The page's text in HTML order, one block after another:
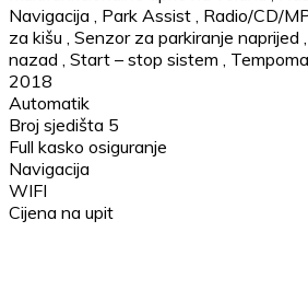
Navigacija , Park Assist , Radio/CD/
za kišu , Senzor za parkiranje naprijed ,
nazad , Start – stop sistem ,
2018
Automatik
Broj sjedišta 5
Full kasko osiguranje
Navigacija
WIFI
Cijena na upit